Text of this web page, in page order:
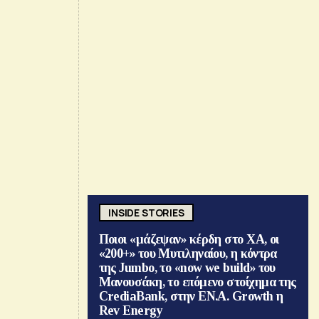
INSIDE STORIES
Ποιοι «μάζεψαν» κέρδη στο ΧΑ, οι
«200+» του Μυτιληναίου, η κόντρα
της Jumbo, το «now we build» του
Μανουσάκη, το επόμενο στοίχημα της
CrediaBank, στην ΕΝ.Α. Growth η
Rev Energy